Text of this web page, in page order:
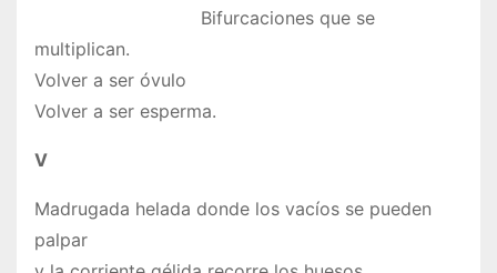
Bifurcaciones que se
multiplican.
Volver a ser óvulo
Volver a ser esperma.
V
Madrugada helada donde los vacíos se pueden
palpar